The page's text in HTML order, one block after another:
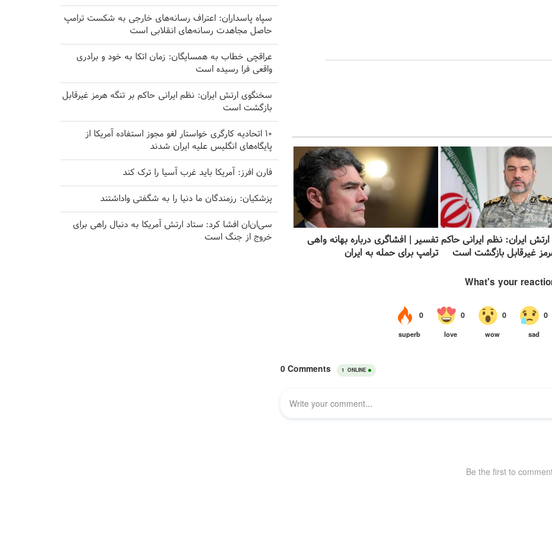
ایران: نظم ایرانی حاکم
غیرقابل بازگشت است
تفسیر | افشا‌گری درباره بهانه واهی
ترامپ برای حمله به ایران
سپاه پاسداران: اعتراف رسانه‌های خارجی به شکست ترامپ
حاصل مجاهدت رسانه‌های انقلابی است
عراقچی خطاب به همسایگان: زمان اتکا به خود و برادری
واقعی فرا رسیده است
سخنگوی ارتش ایران: نظم ایرانی حاکم بر تنگه هرمز غیرقابل
بازگشت است
۱۰ اتحادیه کارگری خواستار لغو مجوز استفاده آمریکا از
پایگاه‌های انگلیس علیه ایران شدند
فارن افرز: آمریکا باید غرب آسیا را ترک کند
پزشکیان: رزمندگان ما دنیا را به شگفتی واداشتند
سی‌ان‌ان افشا کرد: ستاد ارتش آمریکا به دنبال راهی برای
خروج از جنگ است